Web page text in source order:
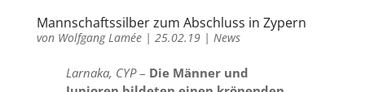
Mannschaftssilber zum Abschluss in Zypern
von Wolfgang Lamée| 25.02.19| News
Larnaka, CYP– Die Männer und